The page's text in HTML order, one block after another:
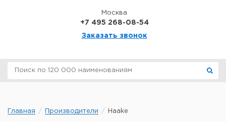
Москва
+7 495 268-08-54
Заказать звонок
Главная Производители Haake